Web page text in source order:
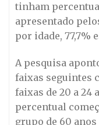
tinham
apresentado
por idade, 77,7%
A pesquisa
faixas seguintes
faixas de 20 a 24
percentual
grupo de 60 anos